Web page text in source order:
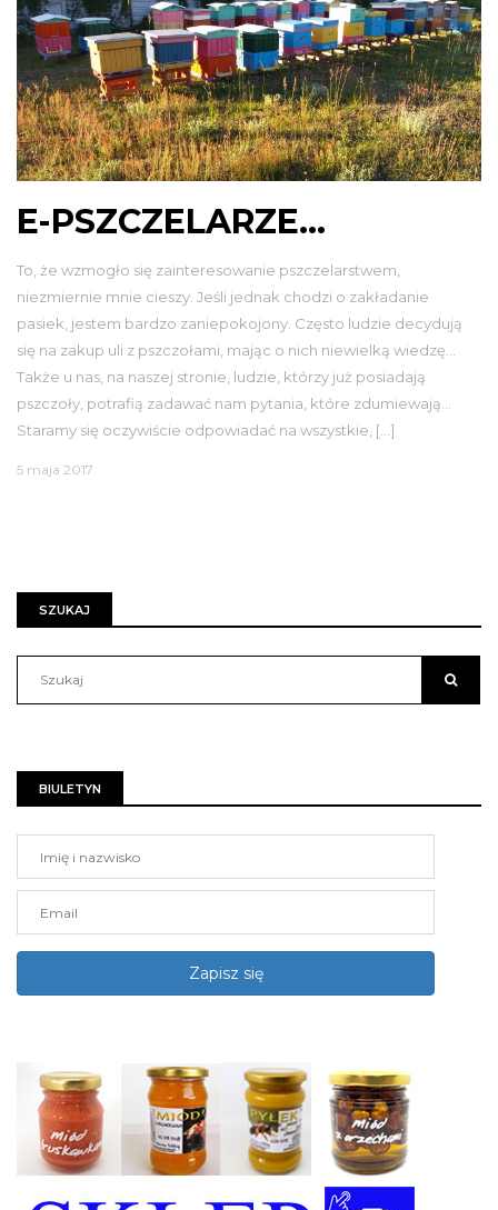
E-PSZCZELARZE…
To, że wzmogło się zainteresowanie pszczelarstwem,
niezmiernie mnie cieszy. Jeśli jednak chodzi o zakładanie
pasiek, jestem bardzo zaniepokojony. Często ludzie decydują
się na zakup uli z pszczołami, mając o nich niewielką wiedzę…
Także u nas, na naszej stronie, ludzie, którzy już posiadają
pszczoły, potrafią zadawać nam pytania, które zdumiewają…
Staramy się oczywiście odpowiadać na wszystkie, […]
5 maja 2017
SZUKAJ
BIULETYN